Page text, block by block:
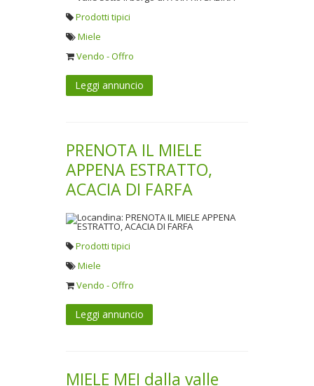
Prodotti tipici
Miele
Vendo - Offro
Leggi annuncio
PRENOTA IL MIELE
APPENA ESTRATTO,
ACACIA DI FARFA
Prodotti tipici
Miele
Vendo - Offro
Leggi annuncio
MIELE MEI dalla valle